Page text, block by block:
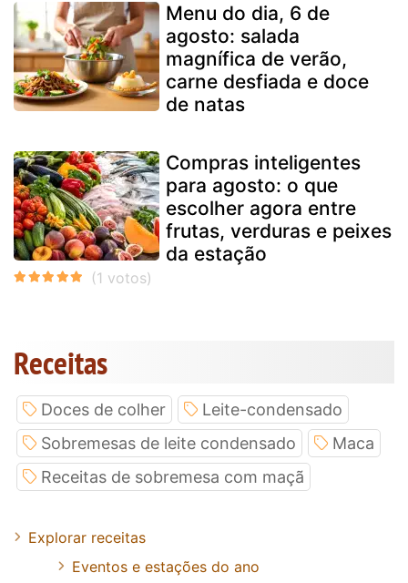
Menu do dia, 6 de
agosto: salada
magnífica de verão,
carne desfiada e doce
de natas
Compras inteligentes
para agosto: o que
escolher agora entre
frutas, verduras e peixes
da estação
Receitas
Doces de colher
Leite-condensado
Sobremesas de leite condensado
Maca
Receitas de sobremesa com maçã
Explorar receitas
Eventos e estações do ano